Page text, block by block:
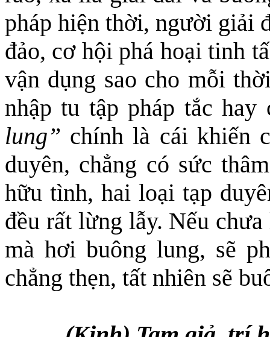
pháp hiện thời, người giải
đảo, cơ hội phá hoại tinh
vận dụng sao cho mỗi
nhập tu tập pháp tắc
lung” chính là cái khiến
duyên, chẳng có sức
hữu tình, hai loại tạp
đều rất lừng lẫy. Nếu
mà hơi buông lung, sẽ
chẳng thẹn, tất nhiên sẽ